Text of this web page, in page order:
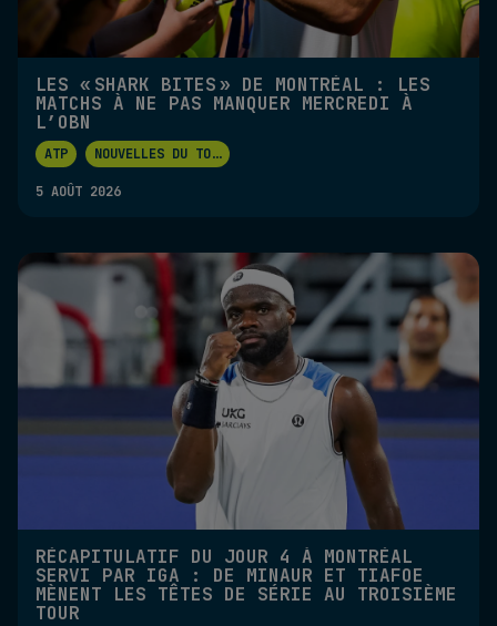
LES « SHARK BITES » DE MONTRÉAL : LES
MATCHS À NE PAS MANQUER MERCREDI À
L’OBN
ATP NOUVELLES DU TO...
5 AOÛT 2026
RÉCAPITULATIF DU JOUR 4 À MONTRÉAL
SERVI PAR IGA : DE MINAUR ET TIAFOE
MÈNENT LES TÊTES DE SÉRIE AU TROISIÈME
TOUR